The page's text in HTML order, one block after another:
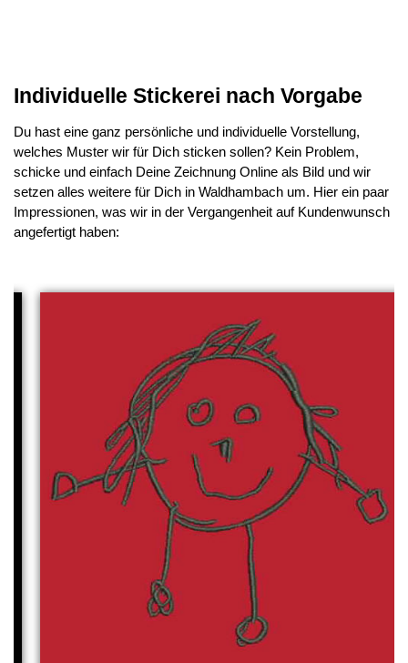
Individuelle Stickerei nach Vorgabe
Du hast eine ganz persönliche und individuelle Vorstellung,
welches Muster wir für Dich sticken sollen? Kein Problem,
schicke und einfach Deine Zeichnung Online als Bild und wir
setzen alles weitere für Dich in Waldhambach um. Hier ein paar
Impressionen, was wir in der Vergangenheit auf Kundenwunsch
angefertigt haben: